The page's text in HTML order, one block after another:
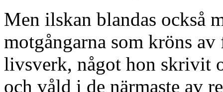
Men ilskan blandas också
motgångarna som kröns
livsverk, något hon skrivit
och våld i de närmaste av